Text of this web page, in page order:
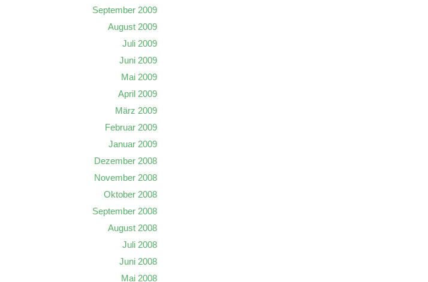
September 2009
August 2009
Juli 2009
Juni 2009
Mai 2009
April 2009
März 2009
Februar 2009
Januar 2009
Dezember 2008
November 2008
Oktober 2008
September 2008
August 2008
Juli 2008
Juni 2008
Mai 2008